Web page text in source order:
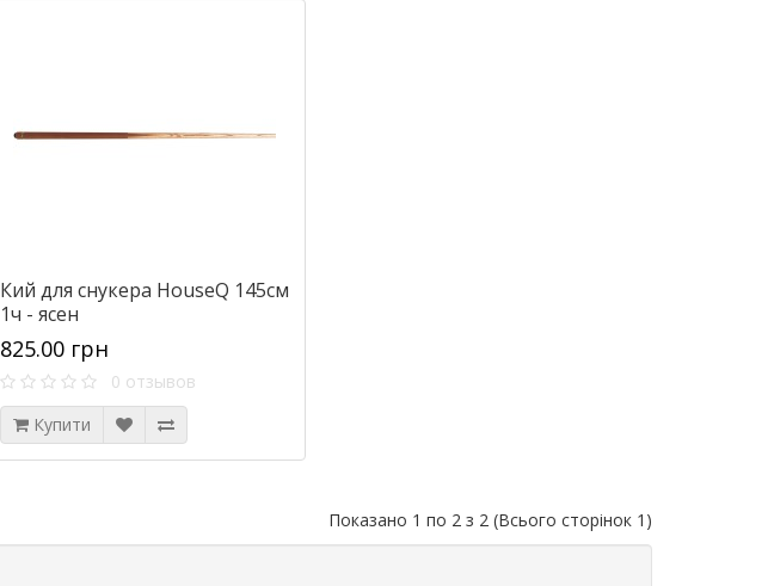
Кий для снукера HouseQ 145см
1ч - ясен
825.00 грн
0 отзывов
Купити
Показано 1 по 2 з 2 (Всього сторінок 1)